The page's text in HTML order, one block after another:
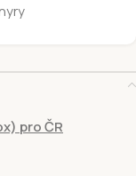
pro ČR